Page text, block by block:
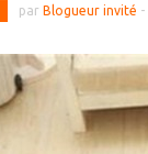
par Blogueur invité -